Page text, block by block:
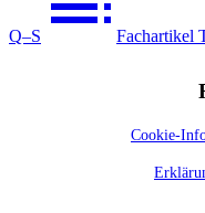
Q–S Fachartikel
Cookie-